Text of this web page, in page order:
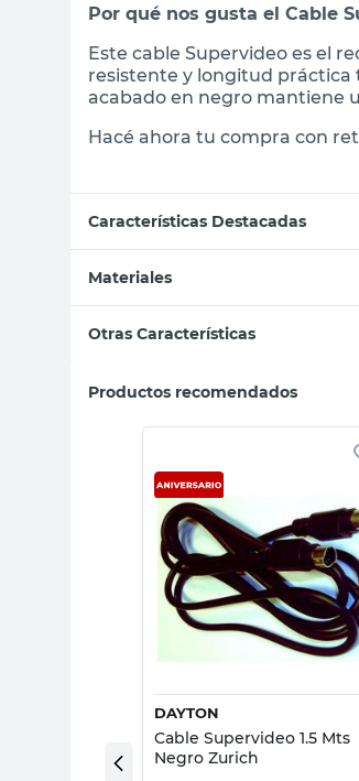
Por qué nos gusta el Cable
Este cable Supervideo es el
resistente y longitud práctica
acabado en negro mantiene
Hacé ahora tu compra con
Características Destacadas
Materiales
Otras Características
Productos recomendados
Vista rápida
DAYTON
Cable Supervideo 1.5 Mts
Negro Zurich